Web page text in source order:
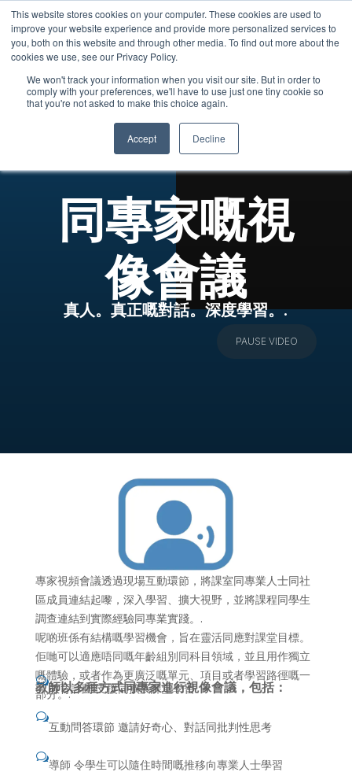
This website stores cookies on your computer. These cookies are used to
improve your website experience and provide more personalized services to
you, both on this website and through other media. To find out more about the
cookies we use, see our Privacy Policy.
We won't track your information when you visit our site. But in order to
comply with your preferences, we'll have to use just one tiny cookie so
that you're not asked to make this choice again.
Accept Decline
Video
Media error: Format(s) not supported
同專家嘅視
像會議
真人。真正嘅對話。深度學習。.
PAUSE VIDEO
專家視頻會議透過現場互動環節，將課室同專業人士同社
區成員連結起嚟，深入學習、擴大視野，並將課程同學生
調查連結到實際經驗同專業實踐。.
呢啲班係有結構嘅學習機會，旨在靈活同應對課堂目標。
佢哋可以適應唔同嘅年齡組別同科目領域，並且用作獨立
嘅體驗，或者作為更廣泛嘅單元、項目或者學習路徑嘅一
部分。.
教師以多種方式同專家進行視像會議，包括：
w
教育計劃支援同擴展課堂學習
w
互動問答環節 邀請好奇心、對話同批判性思考
w
導師 令學生可以隨住時間嘅推移向專業人士學習
Cantonese
English
French
Spanish
Arabic
Hindi
Tagalog
Italian